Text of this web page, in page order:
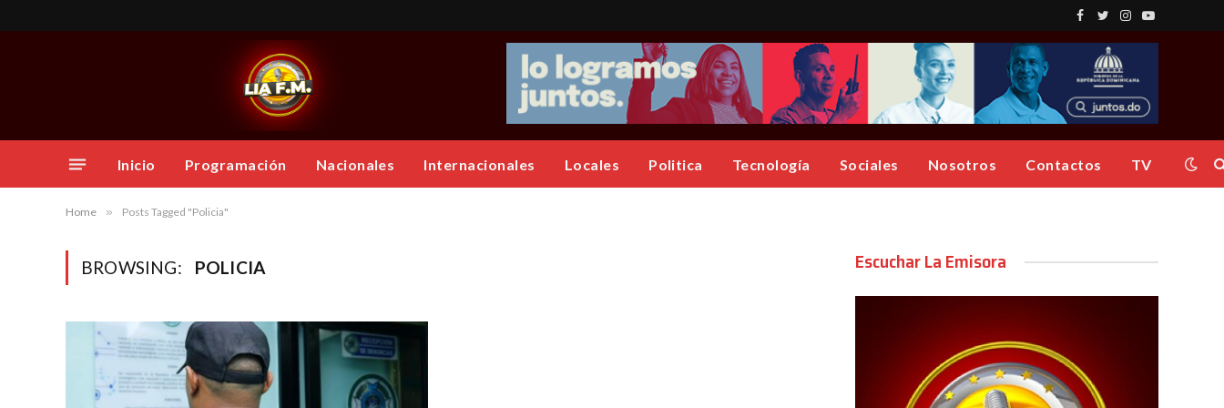
Facebook
TwitterInstagram
YouTube
Inicio Programación Nacionales Internacionales Locales Politica Tecnología Sociales Nosotros Contactos TV
Home » Posts Tagged "Policia"
BROWSING: POLICIA Escuchar La Emisora